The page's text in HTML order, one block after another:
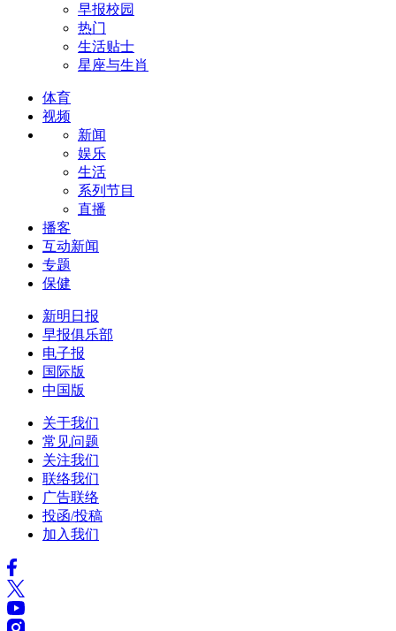
早报校园
热门
生活贴士
星座与生肖
体育
视频
新闻
娱乐
生活
系列节目
直播
播客
互动新闻
专题
保健
新明日报
早报俱乐部
电子报
国际版
中国版
关于我们
常见问题
关注我们
联络我们
广告联络
投函/投稿
加入我们